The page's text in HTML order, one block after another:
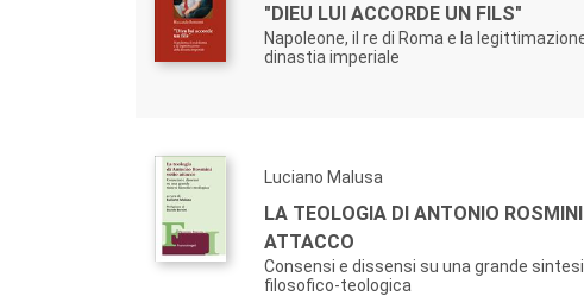
"DIEU LUI ACCORDE UN FILS"
Napoleone, il re di Roma e la
dinastia imperiale
Luciano Malusa
LA TEOLOGIA DI ANTONIO
ATTACCO
Consensi e dissensi su una grande sintesi
filosofico-teologica